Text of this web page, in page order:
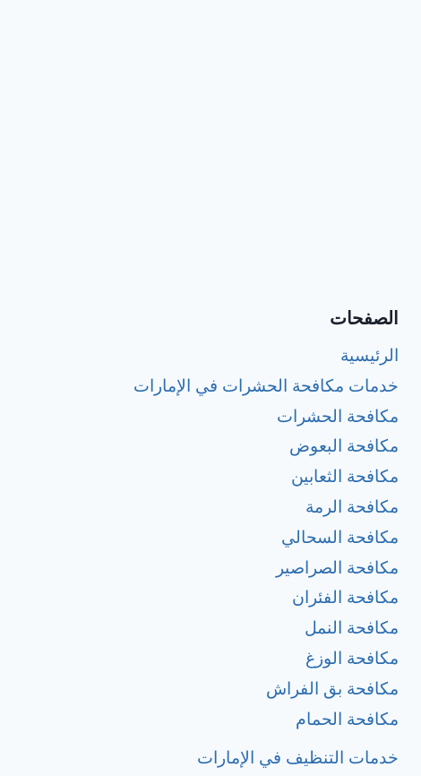
الصفحات
الرئيسية
خدمات مكافحة الحشرات في الإمارات
مكافحة الحشرات
مكافحة البعوض
مكافحة الثعابين
مكافحة الرمة
مكافحة السحالي
مكافحة الصراصير
مكافحة الفئران
مكافحة النمل
مكافحة الوزغ
مكافحة بق الفراش
مكافحة الحمام
خدمات التنظيف في الإمارات